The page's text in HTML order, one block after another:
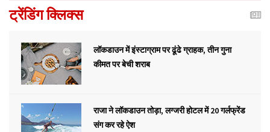
ट्रेंडिंग क्लिक्स
लॉकडाउन में इंस्टाग्राम पर ढूंढे ग्राहक, तीन गुना
कीमत पर बेची शराब
राजा ने लॉकडाउन तोड़ा, लग्जरी होटल में 20 गर्लफ्रेंड
संग कर रहे ऐश